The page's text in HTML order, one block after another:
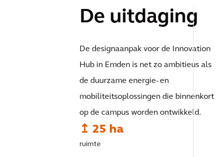
De uitdaging
De designaanpak voor de Innovation
Hub in Emden is net zo ambitieus als
de duurzame energie- en
mobiliteitsoplossingen die binnenkort
op de campus worden ontwikkeld.
↥ 25 ha
ruimte